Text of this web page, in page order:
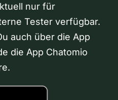
nur für
Tester verfügbar.
auch über die App
die App Chatomio